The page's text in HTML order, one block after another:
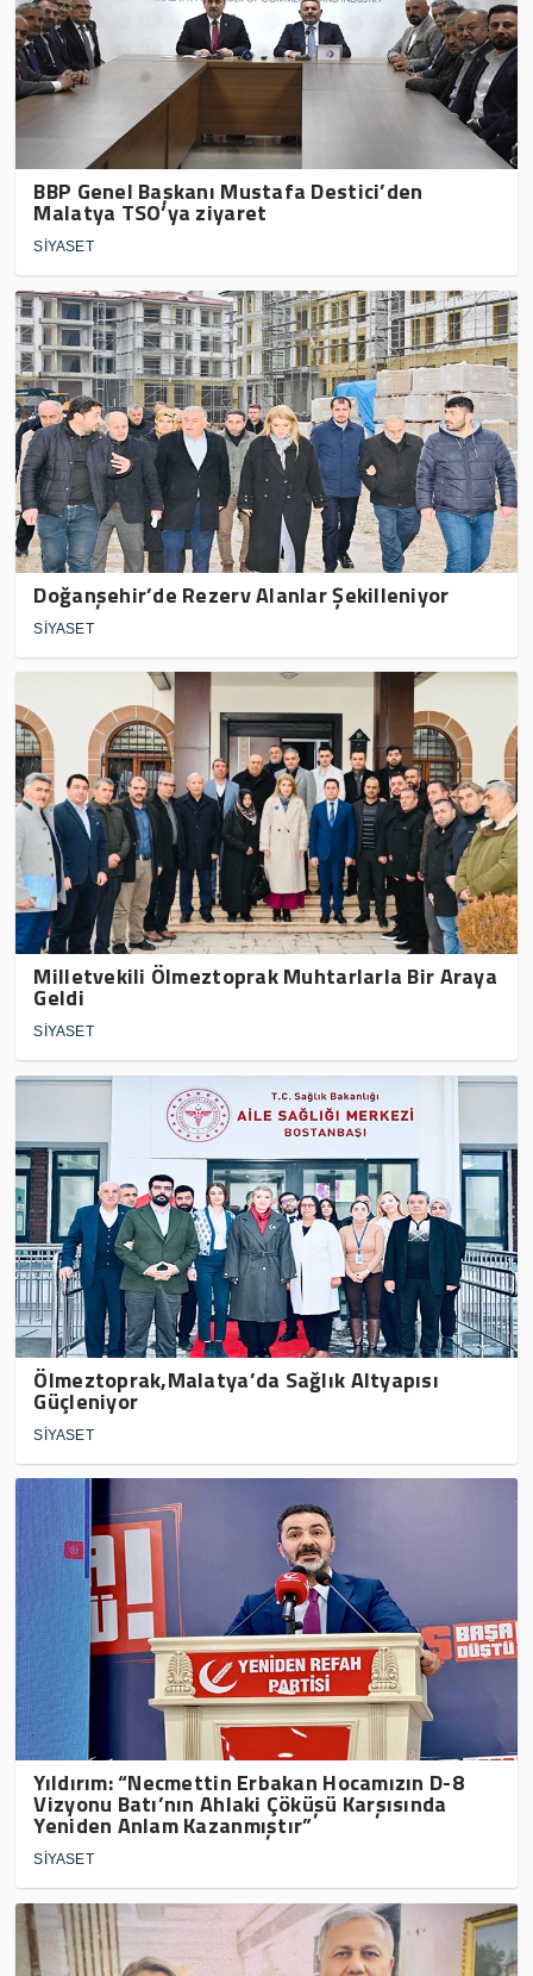
BBP Genel Başkanı Mustafa Destici’den
Malatya TSO’ya ziyaret
SİYASET
Doğanşehir’de Rezerv Alanlar Şekilleniyor
SİYASET
Milletvekili Ölmeztoprak Muhtarlarla Bir Araya
Geldi
SİYASET
Ölmeztoprak,Malatya’da Sağlık Altyapısı
Güçleniyor
SİYASET
Yıldırım: “Necmettin Erbakan Hocamızın D-8
Vizyonu Batı’nın Ahlaki Çöküşü Karşısında
Yeniden Anlam Kazanmıştır”
SİYASET